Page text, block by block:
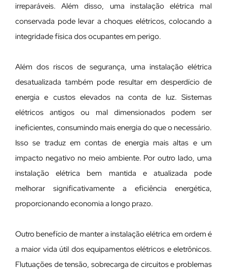
irreparáveis. Além disso, uma instalação elétrica mal
conservada pode levar a choques elétricos, colocando a
integridade física dos ocupantes em perigo.
Além dos riscos de segurança, uma instalação elétrica
desatualizada também pode resultar em desperdício de
energia e custos elevados na conta de luz. Sistemas
elétricos antigos ou mal dimensionados podem ser
ineficientes, consumindo mais energia do que o necessário.
Isso se traduz em contas de energia mais altas e um
impacto negativo no meio ambiente. Por outro lado, uma
instalação elétrica bem mantida e atualizada pode
melhorar significativamente a eficiência energética,
proporcionando economia a longo prazo.
Outro benefício de manter a instalação elétrica em ordem é
a maior vida útil dos equipamentos elétricos e eletrônicos.
Flutuações de tensão, sobrecarga de circuitos e problemas